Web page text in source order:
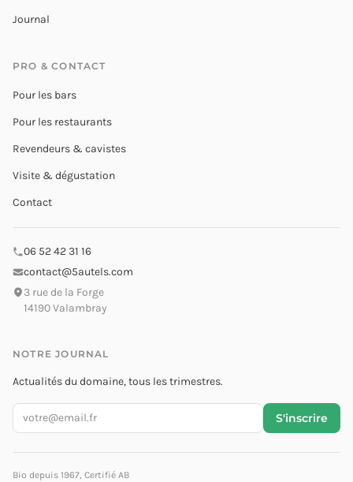
Journal
PRO & CONTACT
Pour les bars
Pour les restaurants
Revendeurs & cavistes
Visite & dégustation
Contact
06 52 42 31 16
contact@5autels.com
3 rue de la Forge
14190 Valambray
NOTRE JOURNAL
Actualités du domaine, tous les trimestres.
Votre adresse email S'inscrire
Bio depuis 1967, Certifié AB